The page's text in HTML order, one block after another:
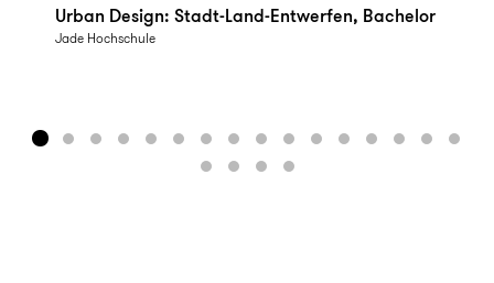
Urban Design: Stadt-Land-Entwerfen, Bachelor
Jade Hochschule